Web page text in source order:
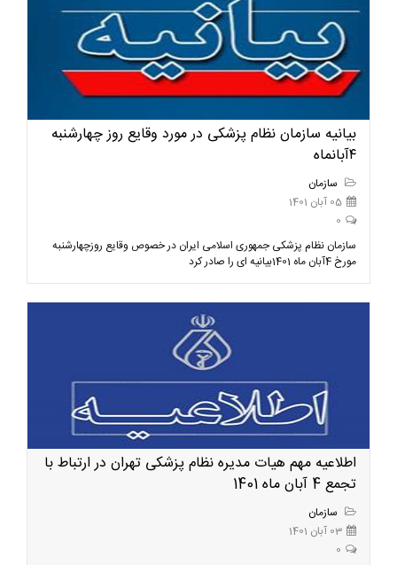
بیانیه سازمان نظام پزشکی در مورد وقایع روز چهارشنبه
۴آبانماه
سازمان
05 آبان 1401
0
سازمان نظام پزشکی جمهوری اسلامی ایران در خصوص وقایع روزچهارشنبه
مورخ 4آبان ماه 1401بیانیه ای را صادر کرد
اطلاعیه مهم هیات مدیره نظام پزشکی تهران در ارتباط با
تجمع 4 آبان ماه 1401
سازمان
03 آبان 1401
0